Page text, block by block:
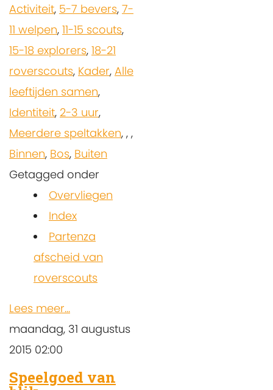
Activiteit, 5-7 bevers, 7-
11 welpen, 11-15 scouts,
15-18 explorers, 18-21
roverscouts, Kader, Alle
leeftijden samen,
Identiteit, 2-3 uur,
Meerdere speltakken, , ,
Binnen, Bos, Buiten
Getagged onder
Overvliegen
Index
Partenza
afscheid van
roverscouts
Lees meer...
maandag, 31 augustus
2015 02:00
Speelgoed van